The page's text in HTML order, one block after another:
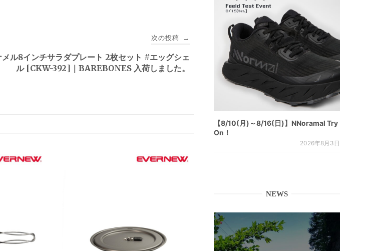
次の投稿 →
メル8インチサラダプレート 2枚セット #エッグシェ
ル [CKW-392]｜BAREBONES 入荷しました。
【8/10(月)～8/16(日)】NNoramal Try
On！
2026年8月3日
NEWS